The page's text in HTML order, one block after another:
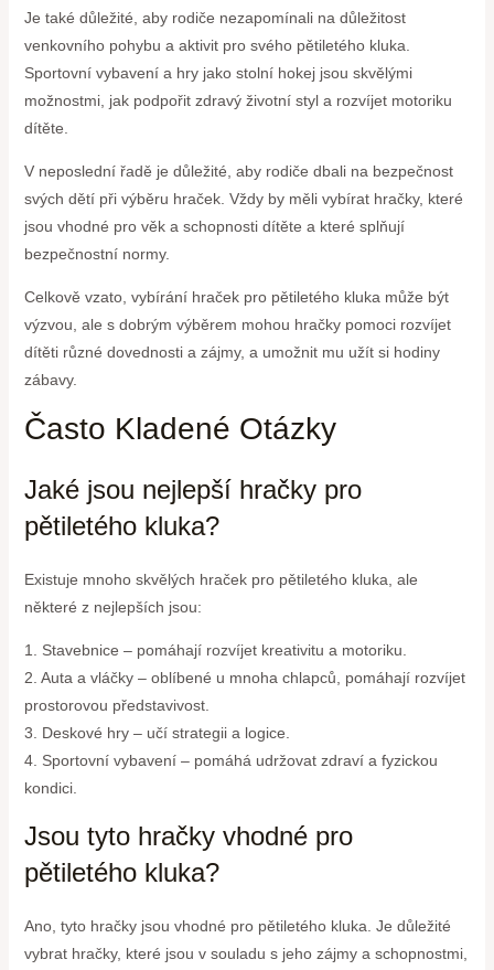
Je také důležité, aby rodiče nezapomínali na důležitost
venkovního pohybu a aktivit pro svého pětiletého kluka.
Sportovní vybavení a hry jako stolní hokej jsou skvělými
možnostmi, jak podpořit zdravý životní styl a rozvíjet motoriku
dítěte.
V neposlední řadě je důležité, aby rodiče dbali na bezpečnost
svých dětí při výběru hraček. Vždy by měli vybírat hračky, které
jsou vhodné pro věk a schopnosti dítěte a které splňují
bezpečnostní normy.
Celkově vzato, vybírání hraček pro pětiletého kluka může být
výzvou, ale s dobrým výběrem mohou hračky pomoci rozvíjet
dítěti různé dovednosti a zájmy, a umožnit mu užít si hodiny
zábavy.
Často Kladené Otázky
Jaké jsou nejlepší hračky pro
pětiletého kluka?
Existuje mnoho skvělých hraček pro pětiletého kluka, ale
některé z nejlepších jsou:
1. Stavebnice – pomáhají rozvíjet kreativitu a motoriku.
2. Auta a vláčky – oblíbené u mnoha chlapců, pomáhají rozvíjet
prostorovou představivost.
3. Deskové hry – učí strategii a logice.
4. Sportovní vybavení – pomáhá udržovat zdraví a fyzickou
kondici.
Jsou tyto hračky vhodné pro
pětiletého kluka?
Ano, tyto hračky jsou vhodné pro pětiletého kluka. Je důležité
vybrat hračky, které jsou v souladu s jeho zájmy a schopnostmi,